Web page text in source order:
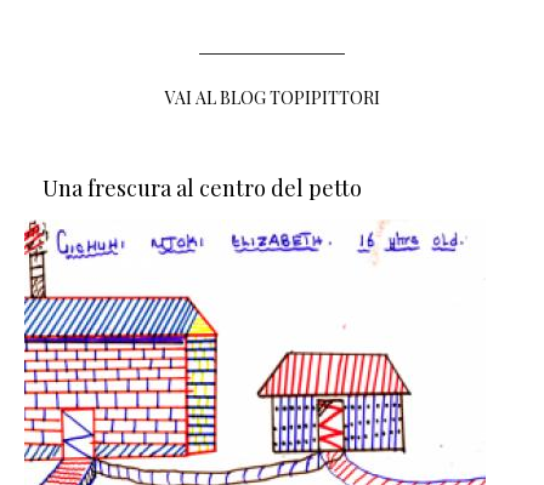
VAI AL BLOG TOPIPITTORI
Una frescura al centro del petto